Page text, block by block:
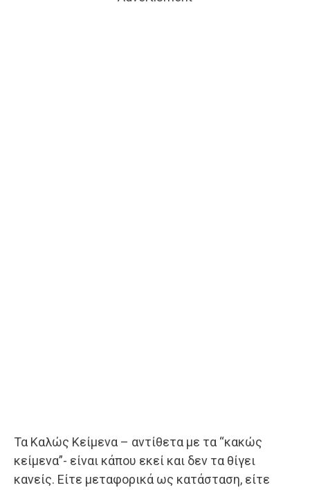
Τα Καλώς Κείμενα – αντίθετα με τα “κακώς
κείμενα”- είναι κάπου εκεί και δεν τα θίγει
κανείς. Είτε μεταφορικά ως κατάσταση, είτε